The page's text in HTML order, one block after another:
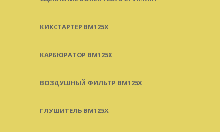
КИКСТАРТЕР BM125X
КАРБЮРАТОР BM125X
ВОЗДУШНЫЙ ФИЛЬТР BM125X
ГЛУШИТЕЛЬ BM125X